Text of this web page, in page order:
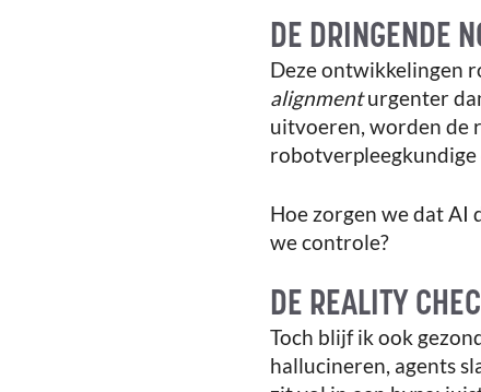
DE DRINGENDE
Deze ontwikkelingen
alignmenturgenter
uitvoeren, worden de
robotverpleegkundige
Hoe zorgen we dat AI
we controle?
DE REALITY
Toch blijf ik ook
hallucineren, agents